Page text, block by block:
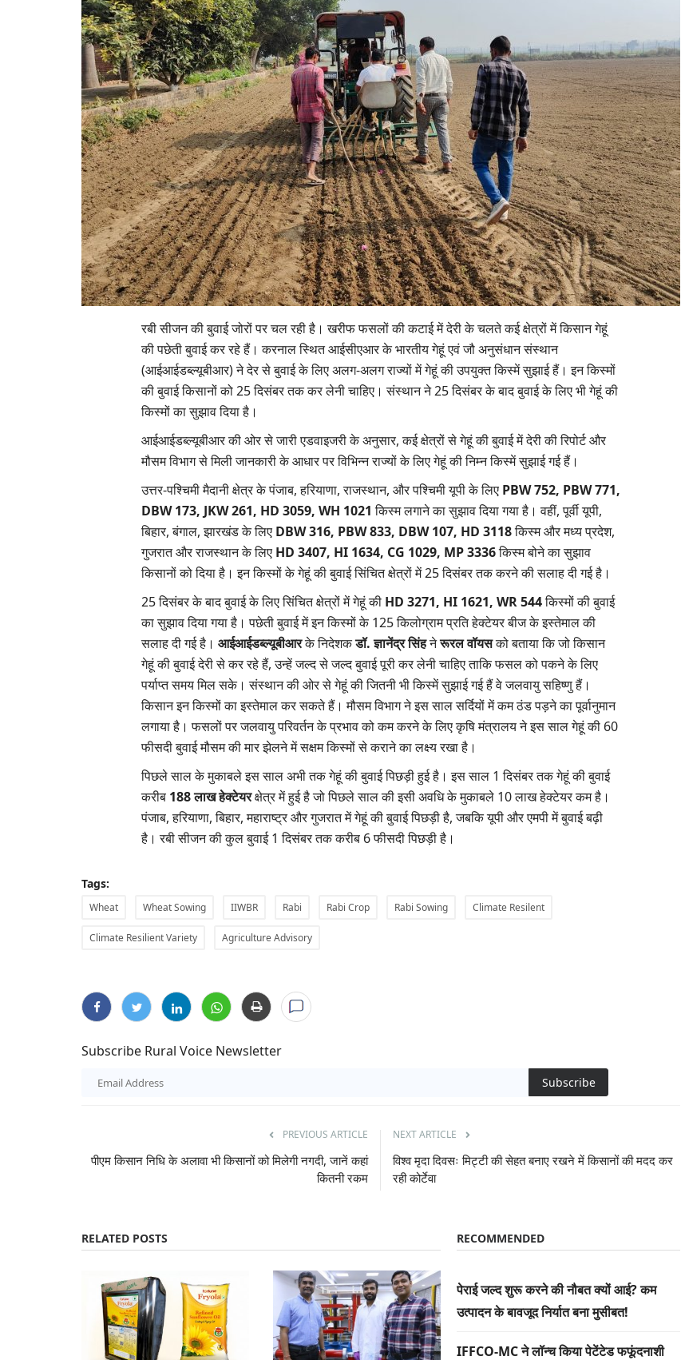
रबी सीजन की बुवाई जोरों पर चल रही है। खरीफ फसलों की कटाई में देरी के चलते कई क्षेत्रों में किसान गेहूं
की पछेती बुवाई कर रहे हैं। करनाल स्थित आईसीएआर के भारतीय गेहूं एवं जौ अनुसंधान संस्थान
(आईआईडब्ल्यूबीआर) ने देर से बुवाई के लिए अलग-अलग राज्यों में गेहूं की उपयुक्त किस्में सुझाई हैं। इन किस्मों
की बुवाई किसानों को 25 दिसंबर तक कर लेनी चाहिए। संस्थान ने 25 दिसंबर के बाद बुवाई के लिए भी गेहूं की
किस्मों का सुझाव दिया है।
आईआईडब्ल्यूबीआर की ओर से जारी एडवाइजरी के अनुसार, कई क्षेत्रों से गेहूं की बुवाई में देरी की रिपोर्ट और
मौसम विभाग से मिली जानकारी के आधार पर विभिन्न राज्यों के लिए गेहूं की निम्न किस्में सुझाई गई हैं।
उत्तर-पश्चिमी मैदानी क्षेत्र के पंजाब, हरियाणा, राजस्थान, और पश्चिमी यूपी के लिए PBW 752, PBW 771,
DBW 173, JKW 261, HD 3059, WH 1021 किस्म लगाने का सुझाव दिया गया है। वहीं, पूर्वी यूपी,
बिहार, बंगाल, झारखंड के लिए DBW 316, PBW 833, DBW 107, HD 3118किस्म और मध्य प्रदेश,
गुजरात और राजस्थान के लिए HD 3407, HI 1634, CG 1029, MP 3336किस्म बोने का सुझाव
किसानों को दिया है। इन किस्मों के गेहूं की बुवाई सिंचित क्षेत्रों में 25 दिसंबर तक करने की सलाह दी गई है।
25 दिसंबर के बाद बुवाई के लिए सिंचित क्षेत्रों में गेहूं की HD 3271, HI 1621, WR 544किस्मों की बुवाई
का सुझाव दिया गया है। पछेती बुवाई में इन किस्मों के 125 किलोग्राम प्रति हेक्टेयर बीज के इस्तेमाल की
सलाह दी गई है। आईआईडब्ल्यूबीआरके निदेशकडॉ. ज्ञानेंद्र सिंहनेरूरल वॉयसको बताया कि जो किसान
गेहूं की बुवाई देरी से कर रहे हैं, उन्हें जल्द से जल्द बुवाई पूरी कर लेनी चाहिए ताकि फसल को पकने के लिए
पर्याप्त समय मिल सके। संस्थान की ओर से गेहूं की जितनी भी किस्में सुझाई गई हैं वे जलवायु सहिष्णु हैं।
किसान इन किस्मों का इस्तेमाल कर सकते हैं। मौसम विभाग ने इस साल सर्दियों में कम ठंड पड़ने का पूर्वानुमान
लगाया है। फसलों पर जलवायु परिवर्तन के प्रभाव को कम करने के लिए कृषि मंत्रालय ने इस साल गेहूं की 60
फीसदी बुवाई मौसम की मार झेलने में सक्षम किस्मों से कराने का लक्ष्य रखा है।
पिछले साल के मुकाबले इस साल अभी तक गेहूं की बुवाई पिछड़ी हुई है। इस साल 1 दिसंबर तक गेहूं की बुवाई
करीब 188 लाख हेक्टेयरक्षेत्र में हुई है जो पिछले साल की इसी अवधि के मुकाबले 10 लाख हेक्टेयर कम है।
पंजाब, हरियाणा, बिहार, महाराष्ट्र और गुजरात में गेहूं की बुवाई पिछड़ी है, जबकि यूपी और एमपी में बुवाई बढ़ी
है। रबी सीजन की कुल बुवाई 1 दिसंबर तक करीब 6 फीसदी पिछड़ी है।
Tags:
Wheat Wheat Sowing IIWBR Rabi Rabi Crop Rabi Sowing Climate Resilent
Climate Resilient Variety Agriculture Advisory
Subscribe Rural Voice Newsletter
Subscribe
PREVIOUS ARTICLE
पीएम किसान निधि के अलावा भी किसानों को मिलेगी नगदी, जानें कहां
कितनी रकम
NEXT ARTICLE
विश्व मृदा दिवसः मिट्टी की सेहत बनाए रखने में किसानों की मदद कर
रही कोर्टेवा
RELATED POSTS RECOMMENDED
पेराई जल्द शुरू करने की नौबत क्यों आई? कम
उत्पादन के बावजूद निर्यात बना मुसीबत!
IFFCO-MC ने लॉन्च किया पेटेंटेड फफूंदनाशी